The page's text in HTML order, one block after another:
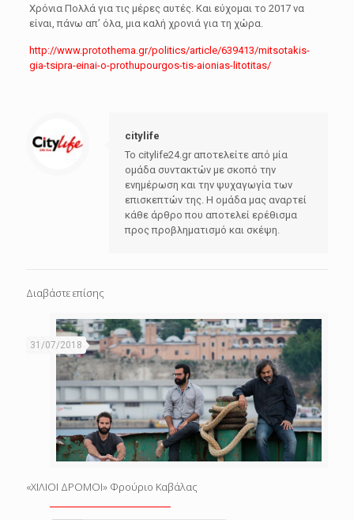
Χρόνια Πολλά για τις μέρες αυτές. Και εύχομαι το 2017 να
είναι, πάνω απ’ όλα, μια καλή χρονιά για τη χώρα.
http://www.protothema.gr/politics/article/639413/mitsotakis-
gia-tsipra-einai-o-prothupourgos-tis-aionias-litotitas/
citylife
Το citylife24.gr αποτελείτε από μία
ομάδα συντακτών με σκοπό την
ενημέρωση και την ψυχαγωγία των
επισκεπτών της. Η ομάδα μας αναρτεί
κάθε άρθρο που αποτελεί ερέθισμα
προς προβληματισμό και σκέψη.
Διαβάστε επίσης
31/07/2018
«ΧΙΛΙΟΙ ΔΡΟΜΟΙ» Φρούριο Καβάλας